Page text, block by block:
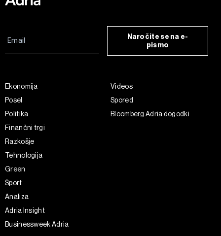
Naročite se na e-
pismo
Ekonomija
Posel
Politika
Finančni trgi
Razkošje
Tehnologija
Green
Šport
Analiza
Adria Insight
Businessweek Adria
Videos
Spored
Bloomberg Adria dogodki